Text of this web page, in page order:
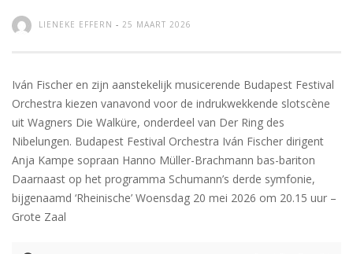
LIENEKE EFFERN - 25 MAART 2026
Iván Fischer en zijn aanstekelijk musicerende Budapest Festival
Orchestra kiezen vanavond voor de indrukwekkende slotscène
uit Wagners Die Walküre, onderdeel van Der Ring des
Nibelungen. Budapest Festival Orchestra Iván Fischer dirigent
Anja Kampe sopraan Hanno Müller-Brachmann bas-bariton
Daarnaast op het programma Schumann’s derde symfonie,
bijgenaamd ‘Rheinische’ Woensdag 20 mei 2026 om 20.15 uur –
Grote Zaal